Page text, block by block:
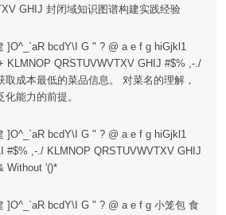
GHIJ 封闭域知识图谱构建实践经验
]O^_`aR bcdY\I G " ? @ a e f g hiGjkl1
KLMNOP QRSTUVWVTXV GHIJ #$% ,-./
成本最低的菜品信息。 对菜名的理解，
能力的前提。
]O^_`aR bcdY\I G " ? @ a e f g hiGjkl1
#$% ,-./ KLMNOP QRSTUVWVTXV GHIJ
Without '()*
]O^_`aR bcdY\I G " ? @ a e f g 小笼包 食